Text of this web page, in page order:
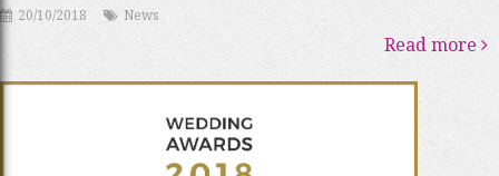
20/10/2018 News
Read more